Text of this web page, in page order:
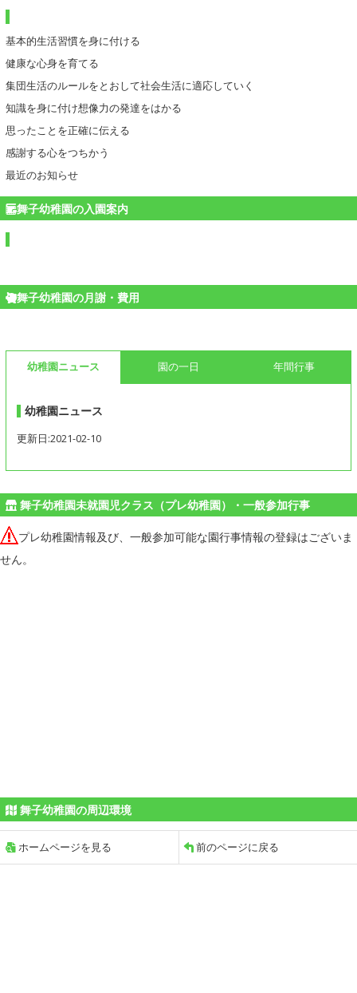
基本的生活習慣を身に付ける
健康な心身を育てる
集団生活のルールをとおして社会生活に適応していく
知識を身に付け想像力の発達をはかる
思ったことを正確に伝える
感謝する心をつちかう
最近のお知らせ
舞子幼稚園の入園案内
舞子幼稚園の月謝・費用
幼稚園ニュース 園の一日 年間行事
幼稚園ニュース
更新日:2021-02-10
舞子幼稚園未就園児クラス（プレ幼稚園）・一般参加行事
プレ幼稚園情報及び、一般参加可能な園行事情報の登録はございま
せん。
舞子幼稚園の周辺環境
ホームページを見る 前のページに戻る